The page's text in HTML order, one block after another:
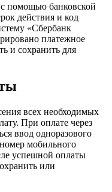
помощью банковской
действия и код
«Сбербанк
платежное
и сохранить для
всех необходимых
При оплате через
ввод одноразового
мобильного
успешной оплаты
или